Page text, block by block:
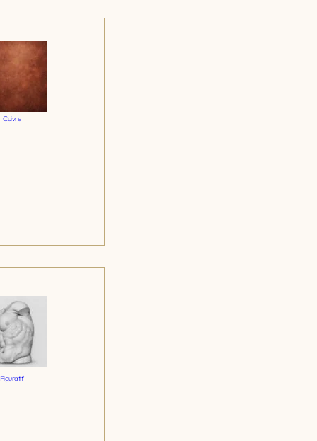
Cuivre
Figuratif